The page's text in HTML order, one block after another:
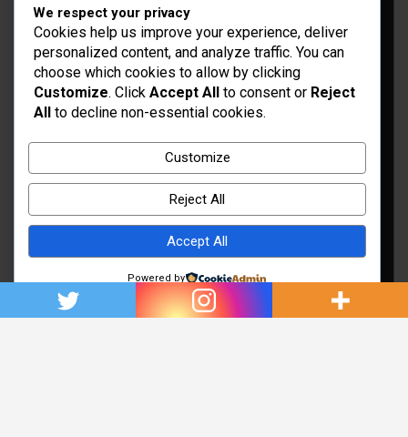
Idées d’aménagement et déco
Conseil bricolage et jardinage
Choix d'outillage et de matériaux
We respect your privacy
Cookies help us improve your experience, deliver
personalized content, and analyze traffic. You can
choose which cookies to allow by clicking
Customize. Click Accept All to consent or Reject
All to decline non-essential cookies.
Customize
Reject All
Accept All
Powered by